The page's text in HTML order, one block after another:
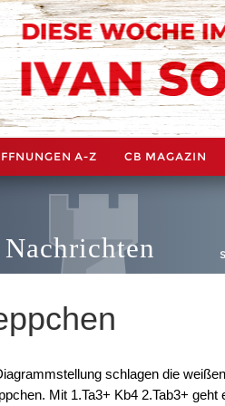
A-Z CB MAGAZIN
Nachrichten
schlagen die
Mit 1.Ta3+ Kb4 2.Tab3+